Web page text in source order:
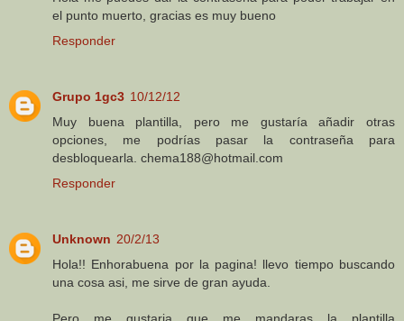
el punto muerto, gracias es muy bueno
Responder
Grupo 1gc3 10/12/12
Muy buena plantilla, pero me gustaría añadir otras
opciones, me podrías pasar la contraseña para
desbloquearla. chema188@hotmail.com
Responder
Unknown 20/2/13
Hola!! Enhorabuena por la pagina! llevo tiempo buscando
una cosa asi, me sirve de gran ayuda.
Pero me gustaria que me mandaras la plantilla